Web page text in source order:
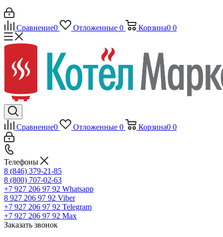
Сравнение0 Отложенные 0 Корзина0 0
Сравнение0 Отложенные 0 Корзина0 0
Телефоны
8 (846) 379-21-85
8 (800) 707-02-63
+7 927 206 97 92 Whatsapp
8 927 206 97 92 Viber
+7 927 206 97 92 Telegram
+7 927 206 97 92 Max
Заказать звонок